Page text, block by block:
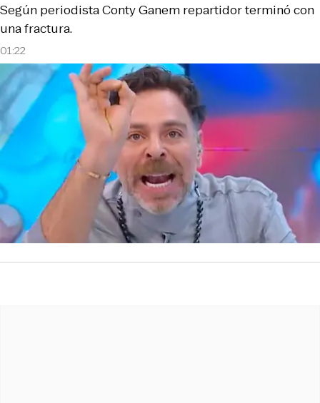
01:22
Según periodista Conty Ganem repartidor terminó con
una fractura.